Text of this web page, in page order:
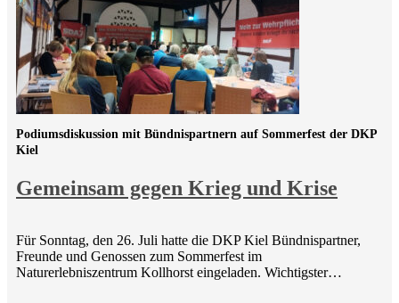
Gemeinsam gegen Krieg und Krise
Podiumsdiskussion mit Bündnispartnern auf Sommerfest der DKP
Kiel
Für Sonntag, den 26. Juli hatte die DKP Kiel Bündnispartner,
Freunde und Genossen zum Sommerfest im
Naturerlebniszentrum Kollhorst eingeladen. Wichtigster…